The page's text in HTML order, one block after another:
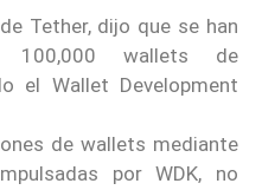
Tether, dijo que se han
wallets de
el Wallet Development
de wallets mediante
por WDK, no